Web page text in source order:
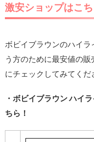
激安ショップはこち
ボビイブラウンのハイ
う方のために最安値の
にチェックしてみてくだ
・ボビイブラウン ハイ
ちら！